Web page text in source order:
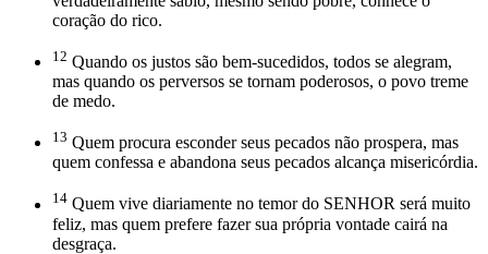
coração do rico.
12 Quando os justos são bem-sucedidos, todos se alegram,
mas quando os perversos se tornam poderosos, o povo treme
de medo.
13 Quem procura esconder seus pecados não prospera, mas
quem confessa e abandona seus pecados alcança misericórdia.
14 Quem vive diariamente no temor do SENHOR será muito
feliz, mas quem prefere fazer sua própria vontade cairá na
desgraça.